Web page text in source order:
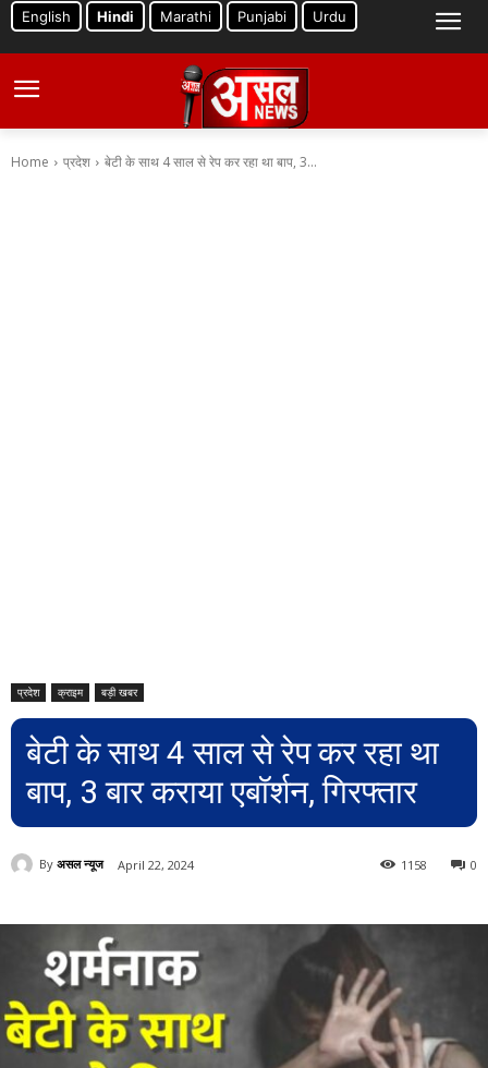
English Hindi Marathi Punjabi Urdu
Home प्रदेश बेटी के साथ 4 साल से रेप कर रहा था बाप, 3...
प्रदेश क्राइम बड़ी खबर
बेटी के साथ 4 साल से रेप कर रहा था
बाप, 3 बार कराया एबॉर्शन, गिरफ्तार
By असल न्यूज April 22, 2024 0
1158